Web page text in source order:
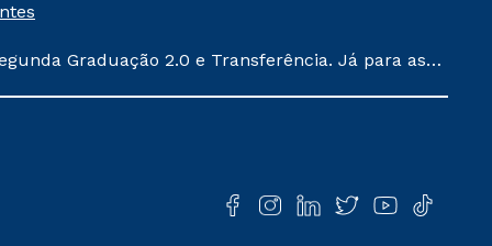
Graduação 2.0 e Transferência. Já para as